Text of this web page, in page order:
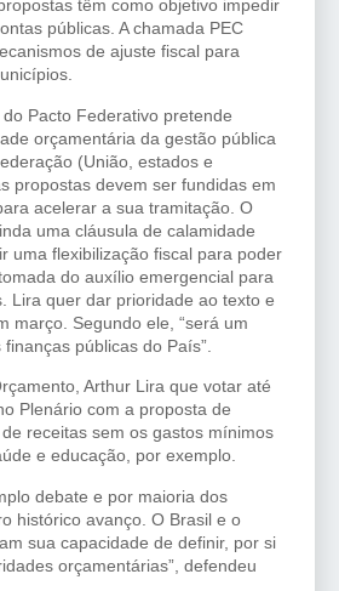
têm como objetivo impedir
públicas. A chamada PEC
de ajuste fiscal para
Pacto Federativo pretende
orçamentária da gestão pública
(União, estados e
propostas devem ser fundidas em
acelerar a sua tramitação. O
uma cláusula de calamidade
uma flexibilização fiscal para poder
do auxílio emergencial para
Lira quer dar prioridade ao texto e
março. Segundo ele, “será um
públicas do País”.
Arthur Lira que votar até
Plenário com a proposta de
receitas sem os gastos mínimos
e educação, por exemplo.
debate e por maioria dos
histórico avanço. O Brasil e o
sua capacidade de definir, por si
orçamentárias”, defendeu